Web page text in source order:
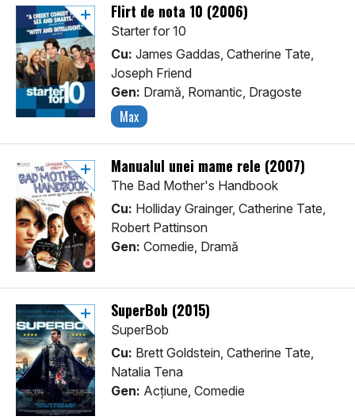
Flirt de nota 10 (2006)
Starter for 10
Cu: James Gaddas, Catherine Tate,
Joseph Friend
Gen: Dramă, Romantic, Dragoste
Max
Manualul unei mame rele (2007)
The Bad Mother's Handbook
Cu: Holliday Grainger, Catherine Tate,
Robert Pattinson
Gen: Comedie, Dramă
SuperBob (2015)
SuperBob
Cu: Brett Goldstein, Catherine Tate,
Natalia Tena
Gen: Acţiune, Comedie